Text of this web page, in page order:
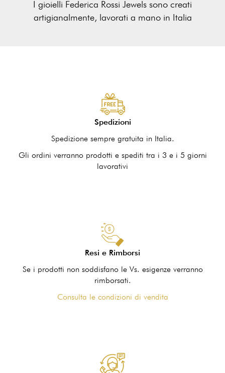
I gioielli Federica Rossi Jewels sono creati
artigianalmente, lavorati a mano in Italia
Spedizioni
Spedizione sempre gratuita in Italia.
Gli ordini verranno prodotti e spediti tra i 3 e i 5 giorni
lavorativi
Resi e Rimborsi
Se i prodotti non soddisfano le Vs. esigenze verranno
rimborsati.
Consulta le condizioni di vendita